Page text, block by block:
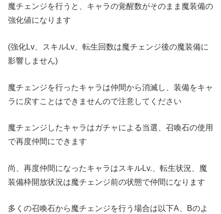
魔チェンジを行うと、キャラの覚醒数がそのまま魔装備の
強化値になります
(強化Lv、スキルLv、転生回数は魔チェンジ後の魔装備に
影響しません)
魔チェンジを行ったキャラは仲間から消滅し、装備をキャ
ラに戻すことはできませんので注意してください
魔チェンジしたキャラはガチャによる当選、召喚石の使用
で再度仲間にできます
尚、再度仲間になったキャラはスキルLv.、転生状況、魔
装備枠開放状況は魔チェンジ前の状態で仲間になります
多くの召喚石から魔チェンジを行う場合は以下A、Bのよ